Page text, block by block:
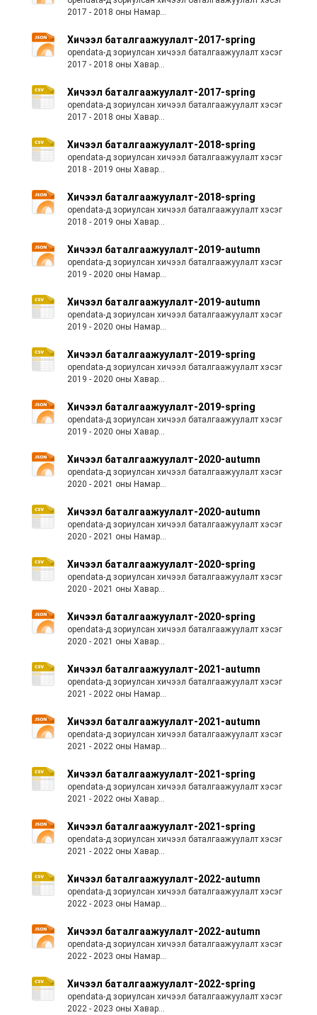
2017 - 2018 оны Намар...
Хичээл баталгаажуулалт-2017-spring
opendata-д зориулсан хичээл баталгаажуулалт хэсэг
2017 - 2018 оны Хавар...
Хичээл баталгаажуулалт-2017-spring
opendata-д зориулсан хичээл баталгаажуулалт хэсэг
2017 - 2018 оны Хавар...
Хичээл баталгаажуулалт-2018-spring
opendata-д зориулсан хичээл баталгаажуулалт хэсэг
2018 - 2019 оны Хавар...
Хичээл баталгаажуулалт-2018-spring
opendata-д зориулсан хичээл баталгаажуулалт хэсэг
2018 - 2019 оны Хавар...
Хичээл баталгаажуулалт-2019-autumn
opendata-д зориулсан хичээл баталгаажуулалт хэсэг
2019 - 2020 оны Намар...
Хичээл баталгаажуулалт-2019-autumn
opendata-д зориулсан хичээл баталгаажуулалт хэсэг
2019 - 2020 оны Намар...
Хичээл баталгаажуулалт-2019-spring
opendata-д зориулсан хичээл баталгаажуулалт хэсэг
2019 - 2020 оны Хавар...
Хичээл баталгаажуулалт-2019-spring
opendata-д зориулсан хичээл баталгаажуулалт хэсэг
2019 - 2020 оны Хавар...
Хичээл баталгаажуулалт-2020-autumn
opendata-д зориулсан хичээл баталгаажуулалт хэсэг
2020 - 2021 оны Намар...
Хичээл баталгаажуулалт-2020-autumn
opendata-д зориулсан хичээл баталгаажуулалт хэсэг
2020 - 2021 оны Намар...
Хичээл баталгаажуулалт-2020-spring
opendata-д зориулсан хичээл баталгаажуулалт хэсэг
2020 - 2021 оны Хавар...
Хичээл баталгаажуулалт-2020-spring
opendata-д зориулсан хичээл баталгаажуулалт хэсэг
2020 - 2021 оны Хавар...
Хичээл баталгаажуулалт-2021-autumn
opendata-д зориулсан хичээл баталгаажуулалт хэсэг
2021 - 2022 оны Намар...
Хичээл баталгаажуулалт-2021-autumn
opendata-д зориулсан хичээл баталгаажуулалт хэсэг
2021 - 2022 оны Намар...
Хичээл баталгаажуулалт-2021-spring
opendata-д зориулсан хичээл баталгаажуулалт хэсэг
2021 - 2022 оны Хавар...
Хичээл баталгаажуулалт-2021-spring
opendata-д зориулсан хичээл баталгаажуулалт хэсэг
2021 - 2022 оны Хавар...
Хичээл баталгаажуулалт-2022-autumn
opendata-д зориулсан хичээл баталгаажуулалт хэсэг
2022 - 2023 оны Намар...
Хичээл баталгаажуулалт-2022-autumn
opendata-д зориулсан хичээл баталгаажуулалт хэсэг
2022 - 2023 оны Намар...
Хичээл баталгаажуулалт-2022-spring
opendata-д зориулсан хичээл баталгаажуулалт хэсэг
2022 - 2023 оны Хавар...